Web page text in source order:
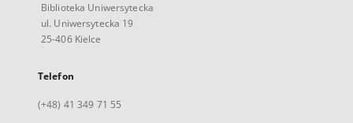
Biblioteka Uniwersytecka
ul. Uniwersytecka 19
25-406 Kielce
Telefon
(+48) 41 349 71 55